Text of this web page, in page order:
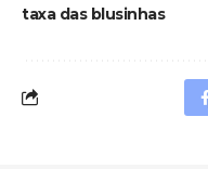
taxa das blusinhas